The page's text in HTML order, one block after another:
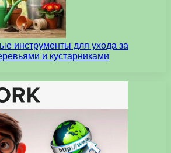
инструменты для ухода за
и кустарниками